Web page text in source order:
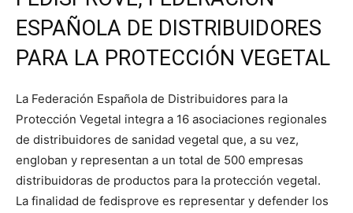
ESPAÑOLA DE DISTRIBUIDORES
PARA LA PROTECCIÓN VEGETAL
La Federación Española de Distribuidores para la
Protección Vegetal integra a 16 asociaciones regionales
de distribuidores de sanidad vegetal que, a su vez,
engloban y representan a un total de 500 empresas
distribuidoras de productos para la protección vegetal.
La finalidad de fedisprove es representar y defender los